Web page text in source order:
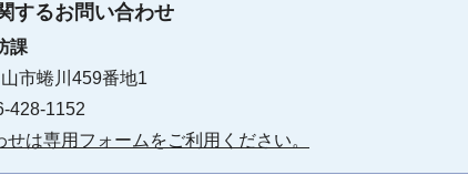
するお問い合わせ
課
市蜷川459番地1
428-1152
せは専用フォームをご利用ください。